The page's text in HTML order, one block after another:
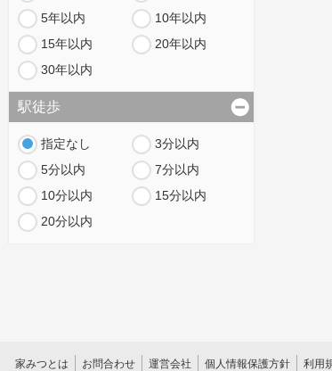
5年以内
10年以内
15年以内
20年以内
30年以内
駅徒歩
指定なし
3分以内
5分以内
7分以内
10分以内
15分以内
20分以内
家みつとは お問合わせ 運営会社 個人情報保護方針 利用